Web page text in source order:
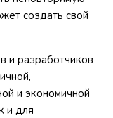
создать свой
и разработчиков
и экономичной
и для